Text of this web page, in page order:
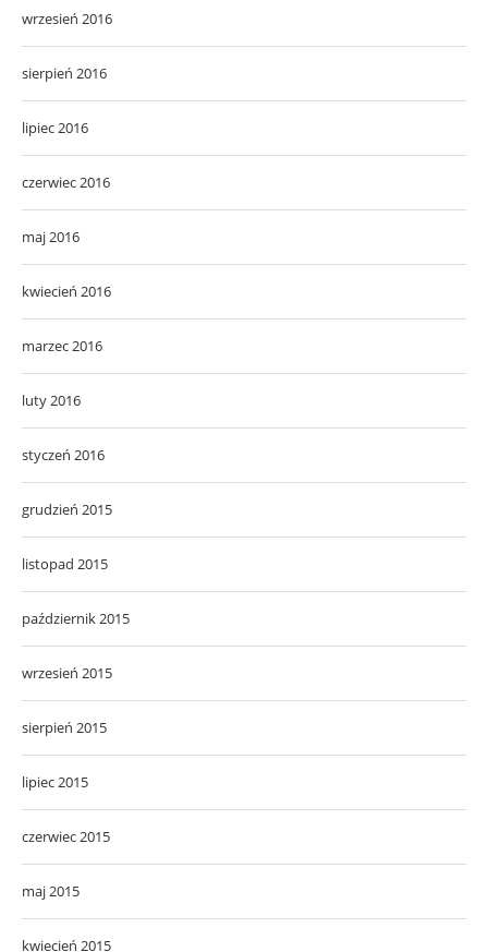
wrzesień 2016
sierpień 2016
lipiec 2016
czerwiec 2016
maj 2016
kwiecień 2016
marzec 2016
luty 2016
styczeń 2016
grudzień 2015
listopad 2015
październik 2015
wrzesień 2015
sierpień 2015
lipiec 2015
czerwiec 2015
maj 2015
kwiecień 2015